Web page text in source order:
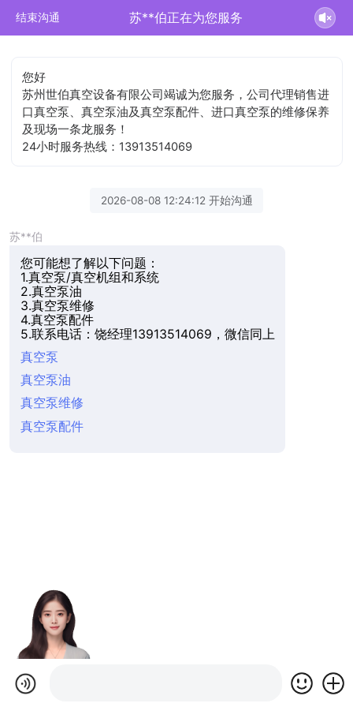
结束沟通 苏**伯正在为您服务
您好
苏州世伯真空设备有限公司竭诚为您服务，公司代理销售进
口真空泵、真空泵油及真空泵配件、进口真空泵的维修保养
及现场一条龙服务！
24小时服务热线：13913514069
2026-08-08 12:24:12 开始沟通
苏**伯
您可能想了解以下问题：
1.真空泵/真空机组和系统
2.真空泵油
3.真空泵维修
4.真空泵配件
5.联系电话：饶经理13913514069，微信同上
真空泵
真空泵油
真空泵维修
真空泵配件